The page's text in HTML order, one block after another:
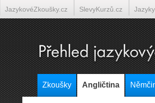
JazykovéZkoušky.cz SlevyKurzů.cz
Tlumočení-Překlady.cz Překládá.cz
Zkoušky Angličtina